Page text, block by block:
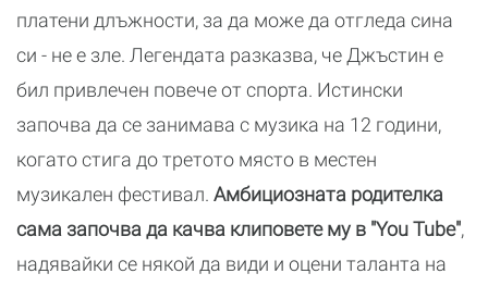
платени длъжности, за да може да отгледа сина
си - не е зле. Легендата разказва, че Джъстин е
бил привлечен повече от спорта. Истински
започва да се занимава с музика на 12 години,
когато стига до третото място в местен
музикален фестивал. Амбициозната родителка
сама започва да качва клиповете му в "You Tube",
надявайки се някой да види и оцени таланта на